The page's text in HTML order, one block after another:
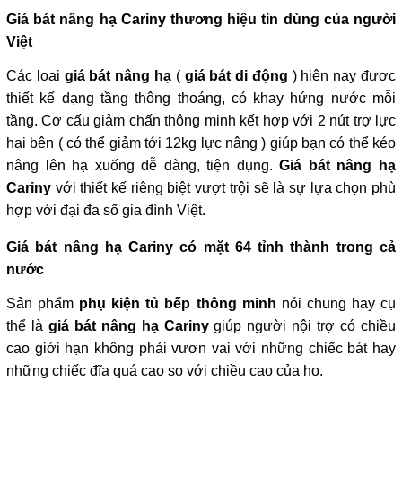
Giá bát nâng hạ Cariny thương hiệu tin dùng của người
Việt
Các loại giá bát nâng hạ( giá bát di động ) hiện nay được
thiết kế dạng tầng thông thoáng, có khay hứng nước mỗi
tầng. Cơ cấu giảm chấn thông minh kết hợp với 2 nút trợ lực
hai bên ( có thể giảm tới 12kg lực nâng ) giúp bạn có thể kéo
nâng lên hạ xuống dễ dàng, tiện dụng.Giá bát nâng hạ
Cariny với thiết kế riêng biệt vượt trội sẽ là sự lựa chọn phù
hợp với đại đa số gia đình Việt.
Giá bát nâng hạ Cariny có mặt 64 tỉnh thành trong cả
nước
Sản phẩm phụ kiện tủ bếp thông minh nói chung hay cụ
thể là giá bát nâng hạ Carinygiúp người nội trợ có chiều
cao giới hạn không phải vươn vai với những chiếc bát hay
những chiếc đĩa quá cao so với chiều cao của họ.